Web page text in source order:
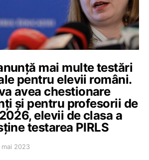
mai multe testări
pentru elevii români.
avea chestionare
și pentru profesorii de
elevii de clasa a
testarea PIRLS
mai 2023